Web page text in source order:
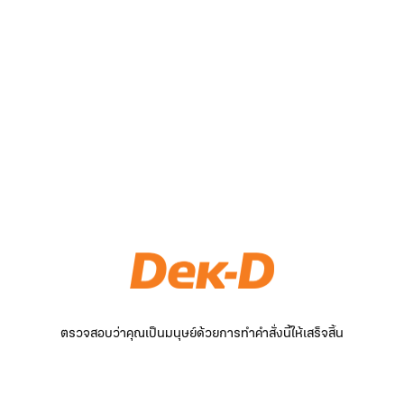
ตรวจสอบว่าคุณเป็นมนุษย์ด้วยการทำคำสั่งนี้ให้เสร็จสิ้น